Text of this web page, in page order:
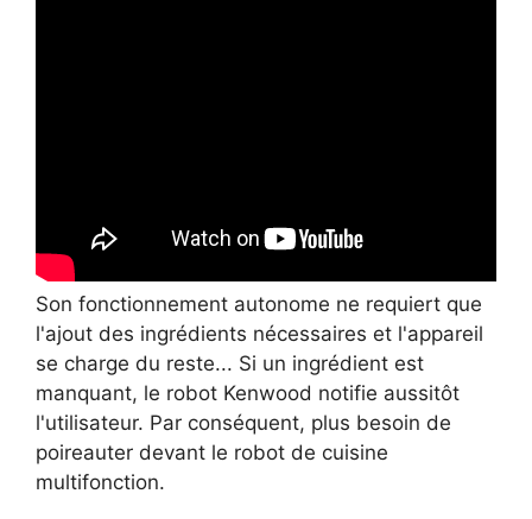
Son fonctionnement autonome ne requiert que
l'ajout des ingrédients nécessaires et l'appareil
se charge du reste... Si un ingrédient est
manquant, le robot Kenwood notifie aussitôt
l'utilisateur. Par conséquent, plus besoin de
poireauter devant le robot de cuisine
multifonction.